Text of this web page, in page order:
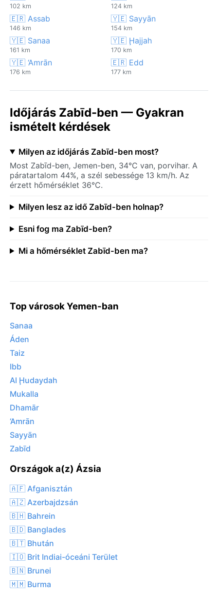
102 km 124 km
🇪🇷 Assab
146 km
🇾🇪 Sayyān
154 km
🇾🇪 Sanaa
161 km
🇾🇪 Ḩajjah
170 km
🇾🇪 ‘Amrān
176 km
🇪🇷 Edd
177 km
Időjárás Zabīd-ben — Gyakran
ismételt kérdések
Milyen az időjárás Zabīd-ben most?
Most Zabīd-ben, Jemen-ben, 34°C van, porvihar. A
páratartalom 44%, a szél sebessége 13 km/h. Az
érzett hőmérséklet 36°C.
Milyen lesz az idő Zabīd-ben holnap?
Esni fog ma Zabīd-ben?
Mi a hőmérséklet Zabīd-ben ma?
Top városok Yemen-ban
Sanaa
Áden
Taiz
Ibb
Al Ḩudaydah
Mukalla
Dhamār
‘Amrān
Sayyān
Zabīd
Országok a(z) Ázsia
🇦🇫 Afganisztán
🇦🇿 Azerbajdzsán
🇧🇭 Bahrein
🇧🇩 Banglades
🇧🇹 Bhután
🇮🇴 Brit Indiai-óceáni Terület
🇧🇳 Brunei
🇲🇲 Burma